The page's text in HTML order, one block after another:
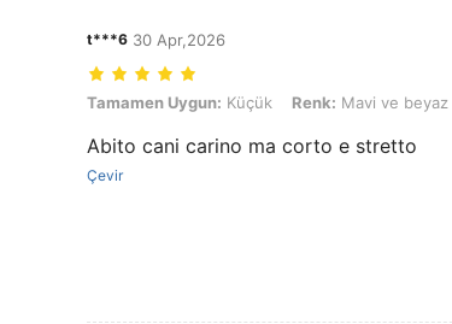
t***6 30 Apr,2026
Tamamen Uygun: Küçük, Renk: Mavi ve beyaz, Boyut:
Tamamen Uygun: Küçük Renk: Mavi ve beyaz
Abito cani carino ma corto e stretto
Çevir